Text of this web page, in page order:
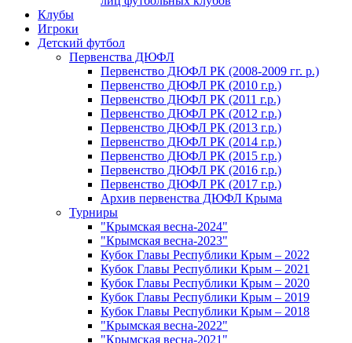
Клубы
Игроки
Детский футбол
Первенства ДЮФЛ
Первенство ДЮФЛ РК (2008-2009 гг. р.)
Первенство ДЮФЛ РК (2010 г.р.)
Первенство ДЮФЛ РК (2011 г.р.)
Первенство ДЮФЛ РК (2012 г.р.)
Первенство ДЮФЛ РК (2013 г.р.)
Первенство ДЮФЛ РК (2014 г.р.)
Первенство ДЮФЛ РК (2015 г.р.)
Первенство ДЮФЛ РК (2016 г.р.)
Первенство ДЮФЛ РК (2017 г.р.)
Архив первенства ДЮФЛ Крыма
Турниры
"Крымская весна-2024"
"Крымская весна-2023"
Кубок Главы Республики Крым – 2022
Кубок Главы Республики Крым – 2021
Кубок Главы Республики Крым – 2020
Кубок Главы Республики Крым – 2019
Кубок Главы Республики Крым – 2018
"Крымская весна-2022"
"Крымская весна-2021"